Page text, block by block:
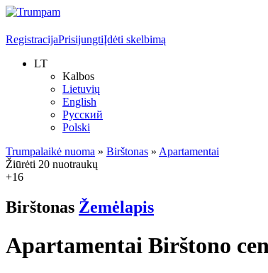
RegistracijaPrisijungtiĮdėti skelbimą
LT
Kalbos
Lietuvių
English
Русский
Polski
Trumpalaikė nuoma » Birštonas » Apartamentai
Žiūrėti 20 nuotraukų
+16
Birštonas Žemėlapis
Apartamentai Birštono